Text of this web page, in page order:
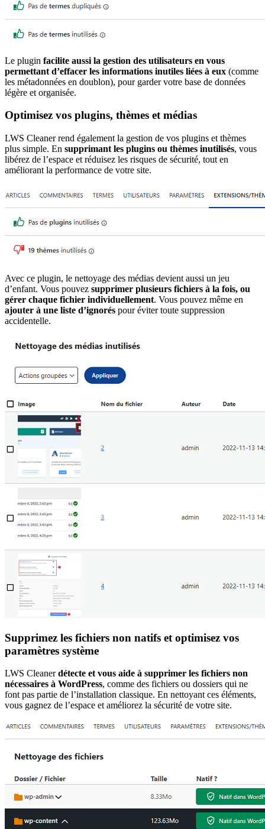
Le plugin facilite aussi la gestion des utilisateurs en vous
permettant d’effacer les informations inutiles liées à eux (comme
les métadonnées en doublon), pour garder votre base de données
légère et organisée.
Optimisez vos plugins, thèmes et médias
LWS Cleaner rend également la gestion de vos plugins et thèmes
plus simple. En supprimant les plugins ou thèmes inutilisés, vous
libérez de l’espace et réduisez les risques de sécurité, tout en
améliorant la performance de votre site.
Avec ce plugin, le nettoyage des médias devient aussi un jeu
d’enfant. Vous pouvez supprimer plusieurs fichiers à la fois, ou
gérer chaque fichier individuellement. Vous pouvez même en
ajouter à une liste d’ignorés pour éviter toute suppression
accidentelle.
Supprimez les fichiers non natifs et optimisez vos
paramètres système
LWS Cleanerdétecte et vous aide à supprimer les fichiers non
nécessaires à WordPress, comme des fichiers ou dossiers qui ne
font pas partie de l’installation classique. En nettoyant ces éléments,
vous gagnez de l’espace et améliorez la sécurité de votre site.